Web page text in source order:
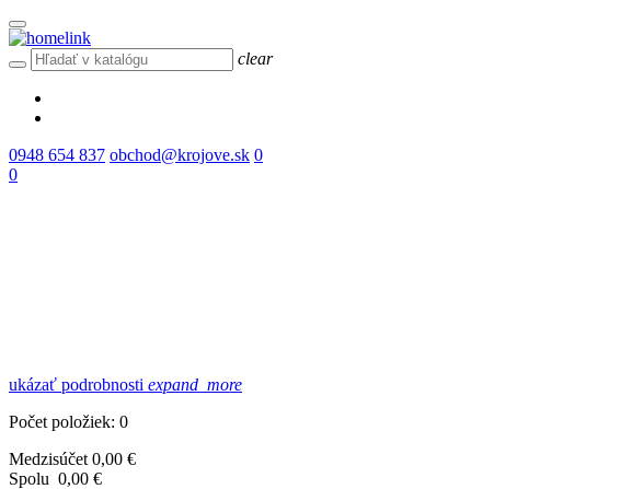
clear
0948 654 837 obchod@krojove.sk 0
0
ukázať podrobnosti expand_more
Počet položiek: 0
Medzisúčet 0,00 €
Spolu 0,00 €